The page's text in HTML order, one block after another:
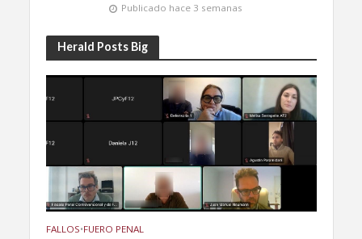
Publicado hace 3 semanas
Herald Posts Big
FALLOS•FUERO PENAL